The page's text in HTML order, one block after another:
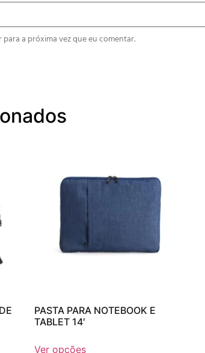
a próxima vez que eu comentar.
PASTA PARA NOTEBOOK E
TABLET 14′
Ver opções